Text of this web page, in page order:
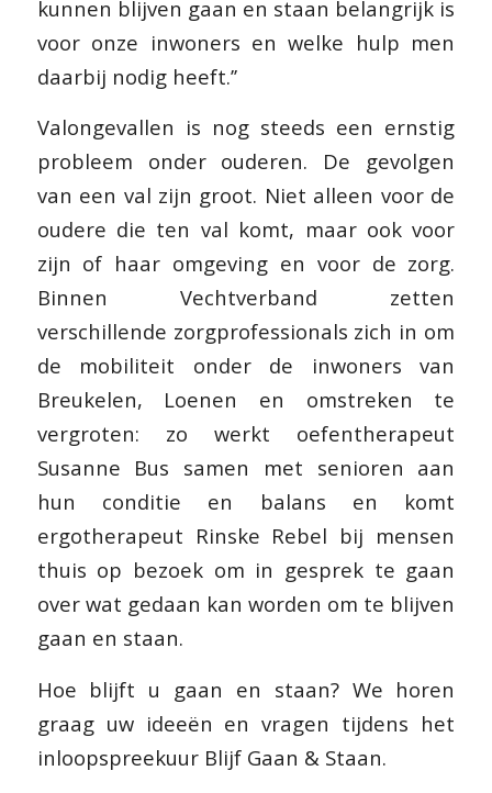
kunnen blijven gaan en staan belangrijk is
voor onze inwoners en welke hulp men
daarbij nodig heeft.’’
Valongevallen is nog steeds een ernstig
probleem onder ouderen. De gevolgen
van een val zijn groot. Niet alleen voor de
oudere die ten val komt, maar ook voor
zijn of haar omgeving en voor de zorg.
Binnen Vechtverband zetten
verschillende zorgprofessionals zich in om
de mobiliteit onder de inwoners van
Breukelen, Loenen en omstreken te
vergroten: zo werkt oefentherapeut
Susanne Bus samen met senioren aan
hun conditie en balans en komt
ergotherapeut Rinske Rebel bij mensen
thuis op bezoek om in gesprek te gaan
over wat gedaan kan worden om te blijven
gaan en staan.
Hoe blijft u gaan en staan? We horen
graag uw ideeën en vragen tijdens het
inloopspreekuur Blijf Gaan & Staan.